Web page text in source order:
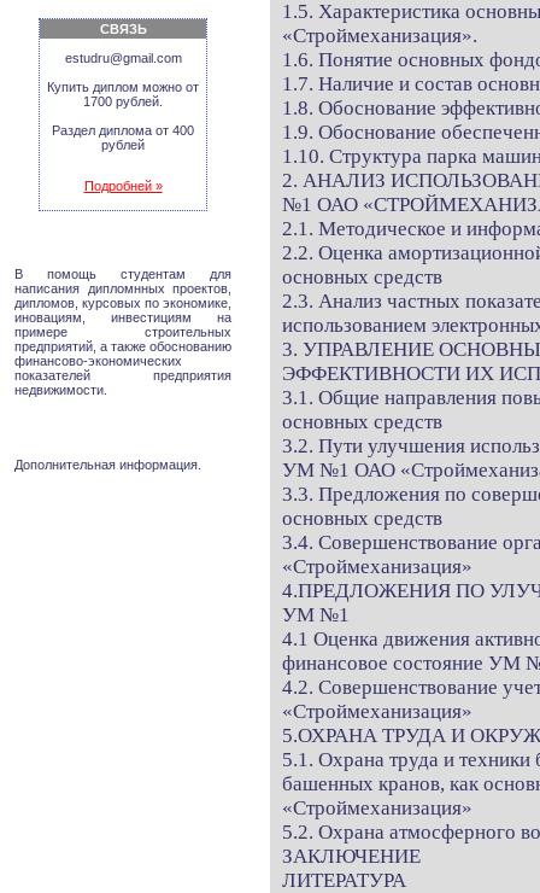
СВЯЗЬ
estudru@gmail.com
Купить диплом можно от
1700 рублей.
Раздел диплома от 400
рублей
Подробней »
В помощь студентам для
написания дипломнных проектов,
дипломов, курсовых по экономике,
иновациям, инвестициям на
примере строительных
предприятий, а также обоснованию
финансово-экономических
показателей предприятия
недвижимости.
Дополнительная информация.
1.5. Характеристика
«Строймеханизация».
1.6. Понятие основных
1.7. Наличие и состав
1.8. Обоснование
1.9. Обоснование
1.10. Структура парка
2. АНАЛИЗ
№1 ОАО
2.1. Методическое и
2.2. Оценка
основных средств
2.3. Анализ частных
использованием
3. УПРАВЛЕНИЕ
ЭФФЕКТИВНОСТИ ИХ
3.1. Общие направления
основных средств
3.2. Пути улучшения
УМ №1 ОАО
3.3. Предложения по
основных средств
3.4. Совершенствование
«Строймеханизация»
4.ПРЕДЛОЖЕНИЯ ПО
УМ №1
4.1 Оценка движения
финансовое состояние УМ
4.2. Совершенствование
«Строймеханизация»
5.ОХРАНА ТРУДА И
5.1. Охрана труда и техники
башенных кранов, как
«Строймеханизация»
5.2. Охрана атмосферного
ЗАКЛЮЧЕНИЕ
ЛИТЕРАТУРА